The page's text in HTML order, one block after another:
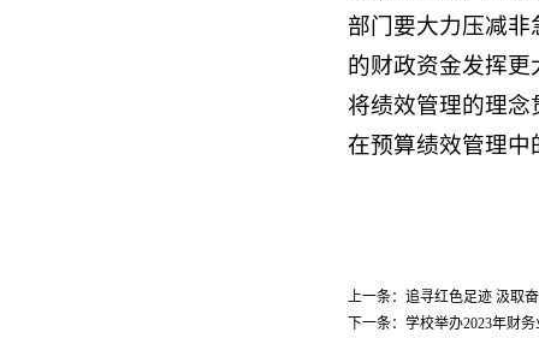
部门要大力压减
的财政资金发挥更
将绩效管理的理念
在预算绩效管理中
上一条： 追寻红色足迹 汲取
下一条： 学校举办2023年财